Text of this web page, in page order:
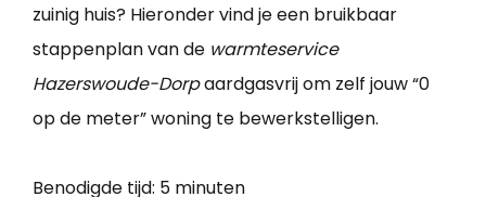
zuinig huis? Hieronder vind je een bruikbaar
stappenplan van de warmteservice
Hazerswoude-Dorpaardgasvrij om zelf jouw “0
op de meter” woning te bewerkstelligen.
Benodigde tijd: 5 minuten